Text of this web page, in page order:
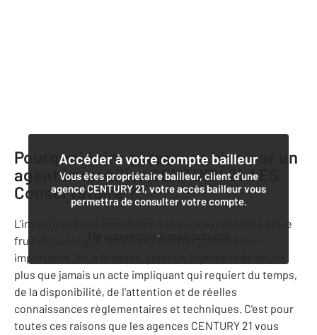
Accéder à votre compte bailleur
Vous êtes propriétaire bailleur, client d’une
agence CENTURY 21, votre accès bailleur vous
permettra de consulter votre compte.
Me connecter à mon compte
Pourquoi faire gérer mon bien par un
agent immobilierCENTURY 21 AES
Conservatoire?
L'investissement immobilier que vous avez réalisé est le
fruit d'une longue réflexion et d'efforts financiers
importants. Vous le savez, gérer un logement demeure
plus que jamais un acte impliquant qui requiert du temps,
de la disponibilité, de l'attention et de réelles
connaissances règlementaires et techniques. C'est pour
toutes ces raisons que les agences CENTURY 21 vous